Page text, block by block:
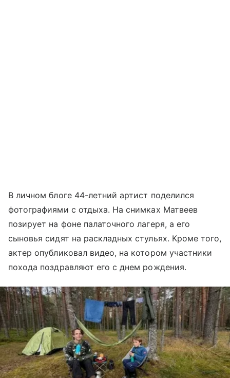
В личном блоге 44-летний артист поделился
фотографиями с отдыха. На снимках Матвеев
позирует на фоне палаточного лагеря, а его
сыновья сидят на раскладных стульях. Кроме того,
актер опубликовал видео, на котором участники
похода поздравляют его с днем рождения.